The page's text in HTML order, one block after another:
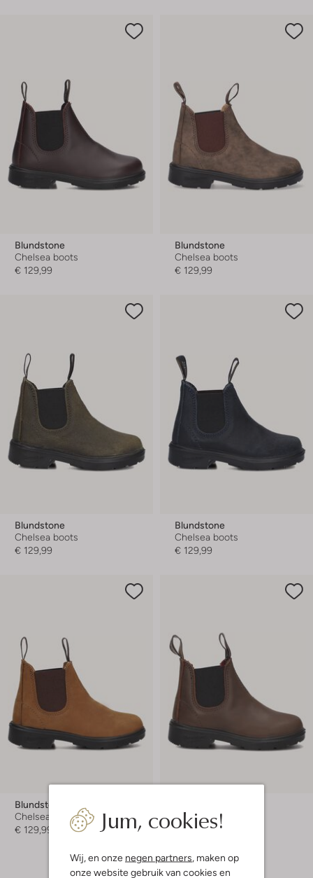
Jum, cookies!
Wij, en onze negen partners, maken op
onze website gebruik van cookies en
Blundstone
Chelsea boots
€ 129,99
Blundstone
Chelsea boots
€ 129,99
Blundstone
Chelsea boots
€ 129,99
Blundstone
Chelsea boots
€ 129,99
Blundstone
Chelsea boots
€ 129,99
Chelsea boots
€ 129,99